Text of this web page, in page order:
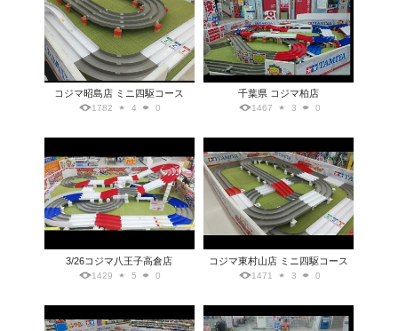
コジマ昭島店 ミニ四駆コース
1782 4 0
千葉県 コジマ柏店
1467 3 0
3/26コジマ八王子高倉店
1429 5 0
コジマ東村山店 ミニ四駆コース
1471 3 0